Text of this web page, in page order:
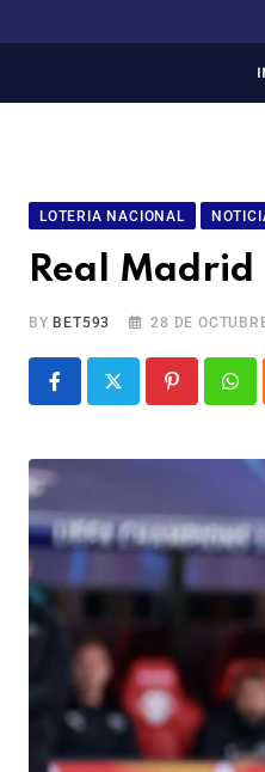
LOTERIA NACIONAL
Real
BY BET593 28 DE